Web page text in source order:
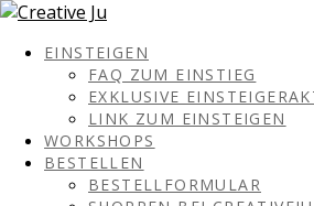
EINSTEIGEN
FAQ ZUM EINSTIEG
EXKLUSIVE
LINK ZUM EINSTEIGEN
WORKSHOPS
BESTELLEN
BESTELLFORMULAR